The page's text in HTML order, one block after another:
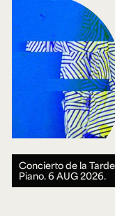
Concierto de la
Piano.6 AUG 2026.